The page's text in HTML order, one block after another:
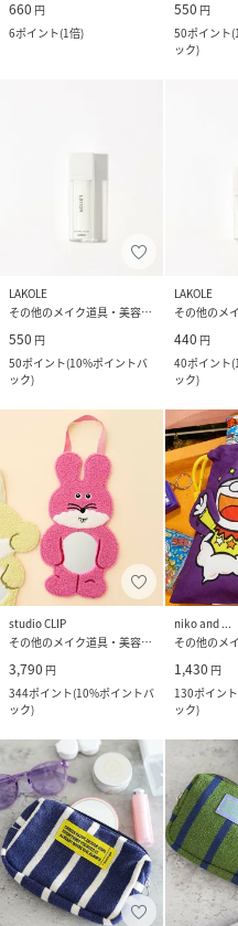
660 円
6ポイント(1倍)
550 円
50ポイント(
ック)
LAKOLE
その他のメイク道具・美容器具
550 円
50ポイント(10%ポイントバ
ック)
LAKOLE
440 円
40ポイント(
ック)
studio CLIP
その他のメイク道具・美容器具
3,790 円
344ポイント(10%ポイントバ
ック)
niko and ...
1,430 円
130ポイント
ック)